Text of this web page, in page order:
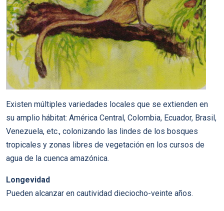
Existen múltiples variedades locales que se extienden en
su amplio hábitat: América Central, Colombia, Ecuador, Brasil,
Venezuela, etc., colonizando las lindes de los bosques
tropicales y zonas libres de vegetación en los cursos de
agua de la cuenca amazónica.
Longevidad
Pueden alcanzar en cautividad dieciocho-veinte años.